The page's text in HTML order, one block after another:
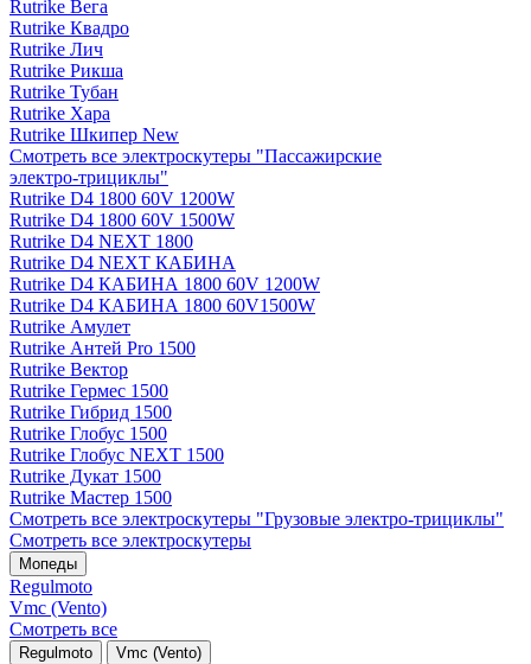
Rutrike Вега
Rutrike Квадро
Rutrike Лич
Rutrike Рикша
Rutrike Тубан
Rutrike Хара
Rutrike Шкипер New
Смотреть все электро­скутеры "Пассажирские
электро‑трициклы"
Rutrike D4 1800 60V 1200W
Rutrike D4 1800 60V 1500W
Rutrike D4 NEXT 1800
Rutrike D4 NEXT КАБИНА
Rutrike D4 КАБИНА 1800 60V 1200W
Rutrike D4 КАБИНА 1800 60V1500W
Rutrike Амулет
Rutrike Антей Pro 1500
Rutrike Вектор
Rutrike Гермес 1500
Rutrike Гибрид 1500
Rutrike Глобус 1500
Rutrike Глобус NEXT 1500
Rutrike Дукат 1500
Rutrike Мастер 1500
Смотреть все электро­скутеры "Грузовые электро‑трициклы"
Смотреть все электро­скутеры
Мопеды
Regulmoto
Vmc (Vento)
Смотреть все
Regulmoto Vmc (Vento)